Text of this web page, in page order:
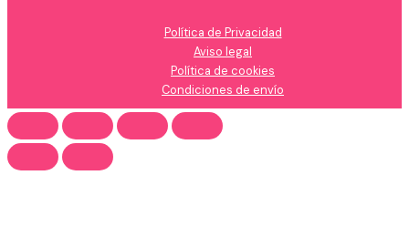
Política de Privacidad
Aviso legal
Política de cookies
Condiciones de envío